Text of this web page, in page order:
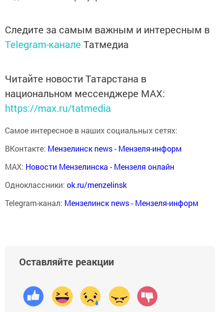
Следите за самым важным и интересным в
Telegram-канале Татмедиа
Читайте новости Татарстана в
национальном мессенджере MАХ:
https://max.ru/tatmedia
Самое интересное в наших социальных сетях:
ВКонтакте: Мензелинск news - Мензеля-информ
MAX: Новости Мензелинска - Мензеля онлайн
Одноклассники: ok.ru/menzelinsk
Telegram-канал: Мензелинск news - Мензеля-информ
Оставляйте реакции